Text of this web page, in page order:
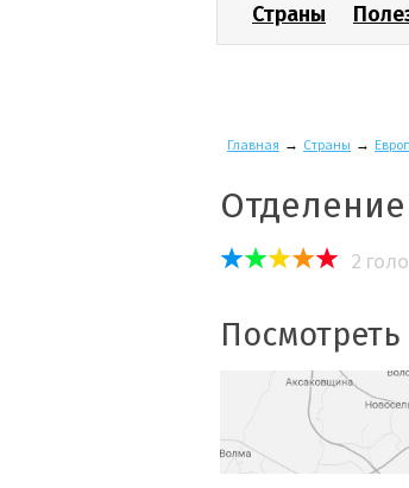
Страны
Главная → Страны →
2